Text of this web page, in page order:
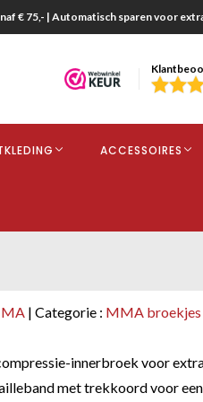
€ 75,- | Automatisch sparen voor
ACCESSOIRES
| Categorie : MMA broekjes
innerbroek voor
met trekkoord voor